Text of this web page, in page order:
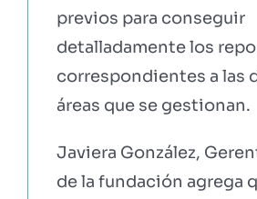
previos para conseguir
detalladamente los
correspondientes a las
áreas que se gestionan.
Javiera González,
de la fundación agrega